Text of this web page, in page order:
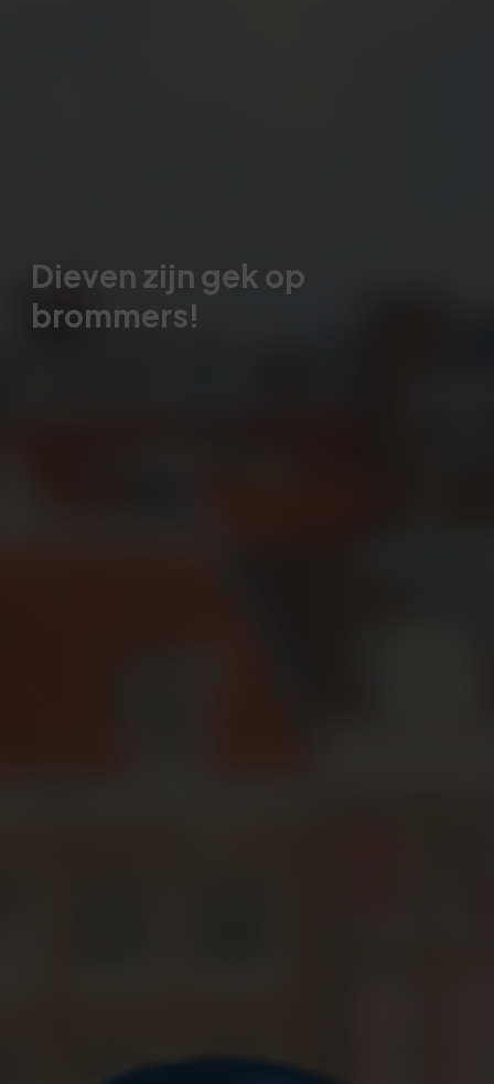
Dieven zijn gek op
brommers!